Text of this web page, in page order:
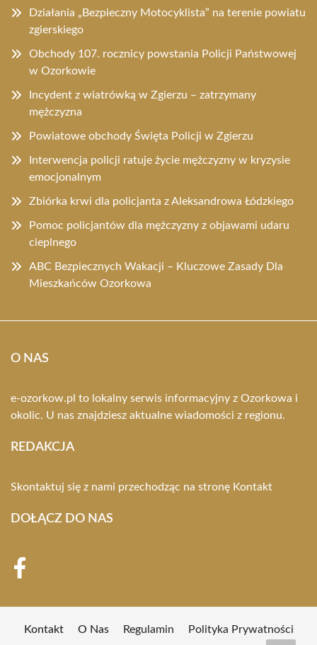
Działania „Bezpieczny Motocyklista” na terenie powiatu
zgierskiego
Obchody 107. rocznicy powstania Policji Państwowej
w Ozorkowie
Incydent z wiatrówką w Zgierzu – zatrzymany
mężczyzna
Powiatowe obchody Święta Policji w Zgierzu
Interwencja policji ratuje życie mężczyzny w kryzysie
emocjonalnym
Zbiórka krwi dla policjanta z Aleksandrowa Łódzkiego
Pomoc policjantów dla mężczyzny z objawami udaru
cieplnego
ABC Bezpiecznych Wakacji – Kluczowe Zasady Dla
Mieszkańców Ozorkowa
O NAS
e-ozorkow.pl to lokalny serwis informacyjny z Ozorkowa i
okolic. U nas znajdziesz aktualne wiadomości z regionu.
REDAKCJA
Skontaktuj się z nami przechodząc na stronę Kontakt
DOŁĄCZ DO NAS
Kontakt O Nas Regulamin Polityka Prywatności